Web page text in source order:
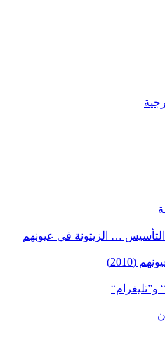
التأسيس … الزيتونة في عيونهم
(2010)
و”تليغرام“